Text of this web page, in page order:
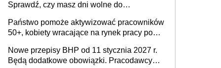
Sprawdź, czy masz dni wolne do
Państwo pomoże aktywizować pracowników
50+, kobiety wracające na rynek pracy po
osoby neuroatypowe. Powstanie Fundusz
na rzecz Inkluzywności w Zatrudnianiu?
Nowe przepisy BHP od 11 stycznia 2027 r.
Będą dodatkowe obowiązki. Pracodawcy